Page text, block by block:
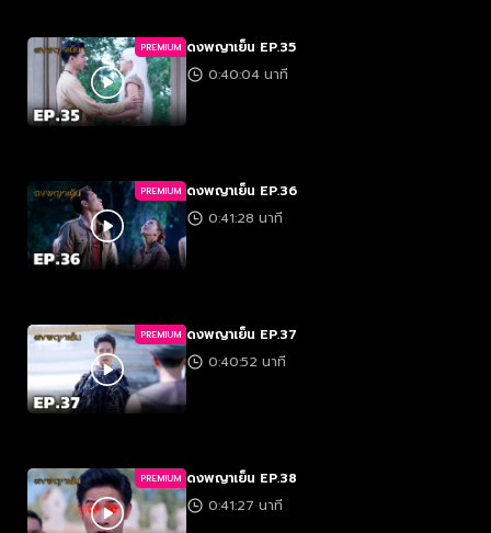
PREMIUM ดงพญาเย็น EP.35
0:40:04 นาที
PREMIUM ดงพญาเย็น EP.36
0:41:28 นาที
PREMIUM ดงพญาเย็น EP.37
0:40:52 นาที
PREMIUM ดงพญาเย็น EP.38
0:41:27 นาที